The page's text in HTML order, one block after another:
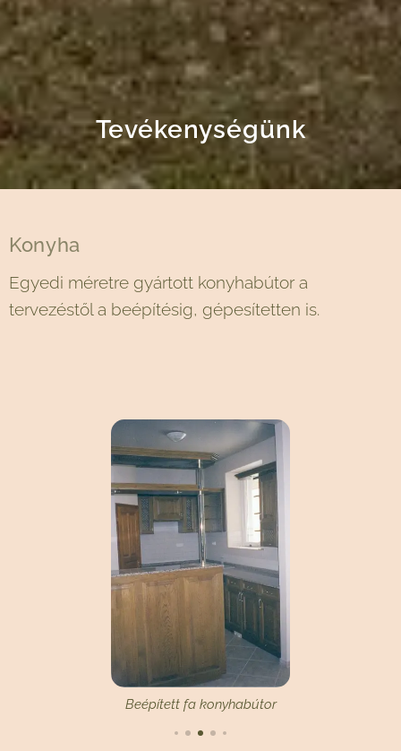
Tevékenységünk
Konyha
Egyedi méretre gyártott konyhabútor a
tervezéstől a beépítésig, gépesítetten is.
Beépített fa konyhabútor